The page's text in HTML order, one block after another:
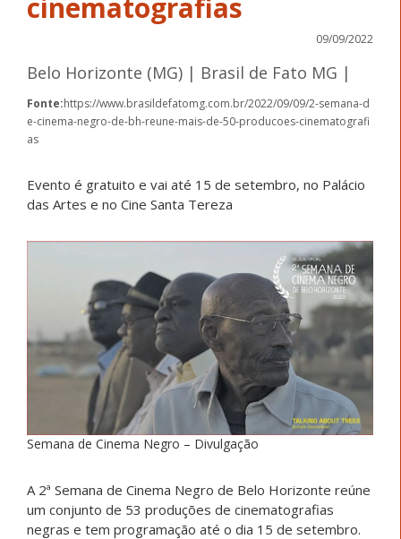
cinematografias
09/09/2022
Belo Horizonte (MG) | Brasil de Fato MG |
Fonte:https://www.brasildefatomg.com.br/2022/09/09/2-semana-d
e-cinema-negro-de-bh-reune-mais-de-50-producoes-cinematografi
as
Evento é gratuito e vai até 15 de setembro, no Palácio
das Artes e no Cine Santa Tereza
Semana de Cinema Negro – Divulgação
A 2ª Semana de Cinema Negro de Belo Horizonte reúne
um conjunto de 53 produções de cinematografias
negras e tem programação até o dia 15 de setembro.